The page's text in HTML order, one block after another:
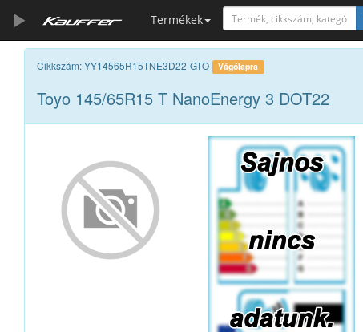
Termékek
Szerszámkatalógus
Kosár
Alkatrészek
Cikkszám: YY14565R15TNE3D22-GTO Vágólapra
Toyo 145/65R15 T NanoEnergy 3 DOT22